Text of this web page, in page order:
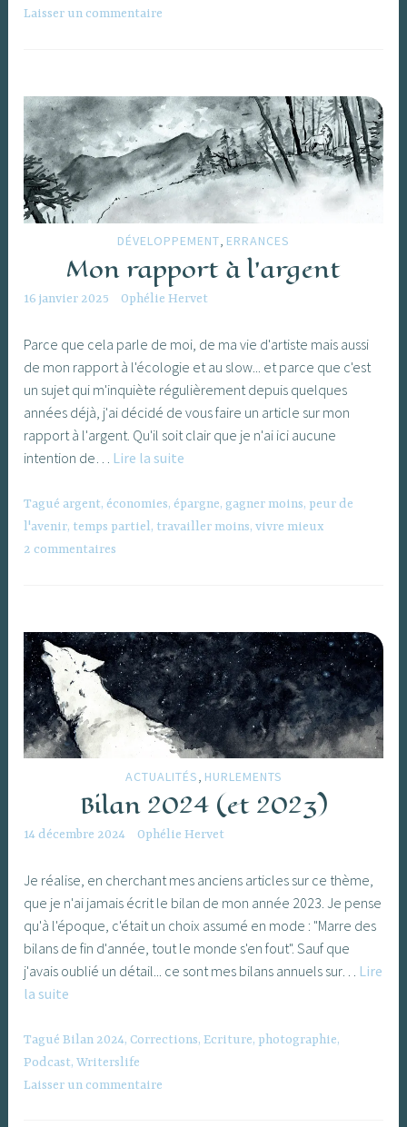
Laisser un commentaire
DÉVELOPPEMENT, ERRANCES
Mon rapport à l’argent
16 janvier 2025 Ophélie Hervet
Parce que cela parle de moi, de ma vie d'artiste mais aussi
de mon rapport à l'écologie et au slow... et parce que c'est
un sujet qui m'inquiète régulièrement depuis quelques
années déjà, j'ai décidé de vous faire un article sur mon
rapport à l'argent. Qu'il soit clair que je n'ai ici aucune
intention de… Lire la suite
à
l’argent
Tagué argent, économies, épargne, gagner moins, peur de
l'avenir, temps partiel, travailler moins,vivre mieux
2 commentaires
ACTUALITÉS HURLEMENTS
Bilan 2024 (et 2023)
14 décembre 2024 Ophélie Hervet
Je réalise, en cherchant mes anciens articles sur ce thème,
que je n'ai jamais écrit le bilan de mon année 2023. Je pense
qu'à l'époque, c'était un choix assumé en mode : "Marre des
bilans de fin d'année, tout le monde s'en fout". Sauf que
j'avais oublié un détail... ce sont mes bilans annuels sur… Lire
la suite
(et
2023)
TaguéBilan 2024, Corrections,Ecriture, photographie,
Podcast,Writerslife
Laisser un commentaire